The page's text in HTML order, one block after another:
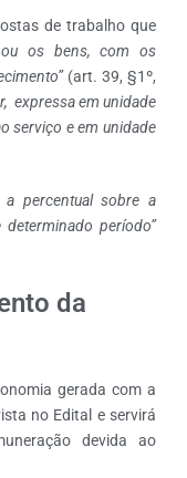
de trabalho que
os bens, com os
(art. 39, §1º,
expressa em unidade
serviço e em unidade
a percentual sobre a
período”
da
gerada com a
no Edital e servirá
devida ao